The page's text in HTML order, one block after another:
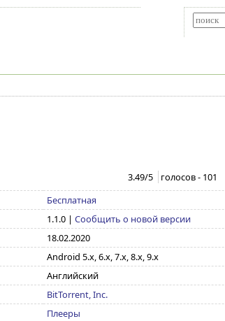
3.49/5 голосов - 101
Бесплатная
1.1.0| Сообщить о новой версии
18.02.2020
Android 5.x, 6.x, 7.x, 8.x, 9.x
Английский
BitTorrent, Inc.
Плееры